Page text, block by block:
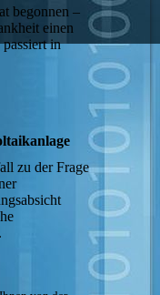
begonnen –
einen
in
zu der Frage